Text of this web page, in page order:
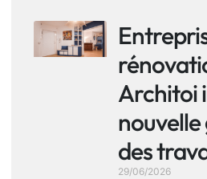
Architoi
des
29/06/2026